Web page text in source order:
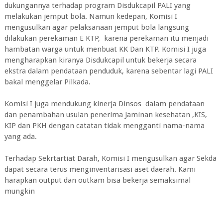
dukungannya terhadap program Disdukcapil PALI yang
melakukan jemput bola. Namun kedepan, Komisi I
mengusulkan agar pelaksanaan jemput bola langsung
dilakukan perekaman E KTP, karena perekaman itu menjadi
hambatan warga untuk menbuat KK Dan KTP. Komisi I juga
mengharapkan kiranya Disdukcapil untuk bekerja secara
ekstra dalam pendataan penduduk, karena sebentar lagi PALI
bakal menggelar Pilkada.
Komisi I juga mendukung kinerja Dinsos dalam pendataan
dan penambahan usulan penerima Jaminan kesehatan ,KIS,
KIP dan PKH dengan catatan tidak mengganti nama-nama
yang ada.
Terhadap Sekrtartiat Darah, Komisi I mengusulkan agar Sekda
dapat secara terus menginventarisasi aset daerah. Kami
harapkan output dan outkam bisa bekerja semaksimal
mungkin